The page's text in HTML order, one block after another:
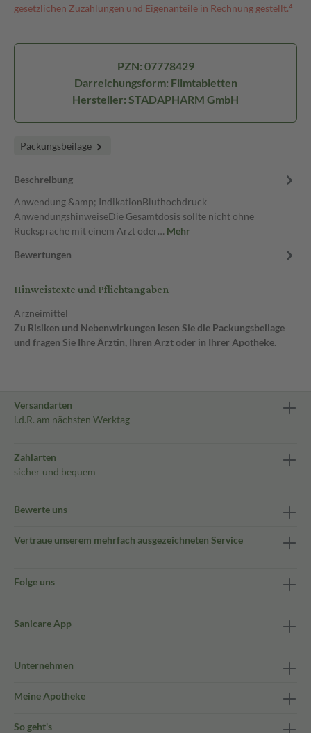
gesetzlichen Zuzahlungen und Eigenanteile in Rechnung gestellt.⁴
PZN: 07778429
Darreichungsform: Filmtabletten
Hersteller: STADAPHARM GmbH
Packungsbeilage
Beschreibung
Anwendung &amp; IndikationBluthochdruck
AnwendungshinweiseDie Gesamtdosis sollte nicht ohne
Rücksprache mit einem Arzt oder… Mehr
Bewertungen
Hinweistexte und Pflichtangaben
Arzneimittel
Zu Risiken und Nebenwirkungen lesen Sie die Packungsbeilage
und fragen Sie Ihre Ärztin, Ihren Arzt oder in Ihrer Apotheke.
Versandarten
i.d.R. am nächsten Werktag
Zahlarten
sicher und bequem
Bewerte uns
Vertraue unserem mehrfach ausgezeichneten Service
Folge uns
Sanicare App
Unternehmen
Meine Apotheke
So geht's